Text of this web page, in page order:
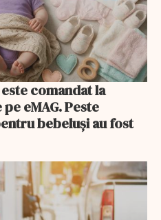
comandat la
eMAG. Peste
bebeluși au fost